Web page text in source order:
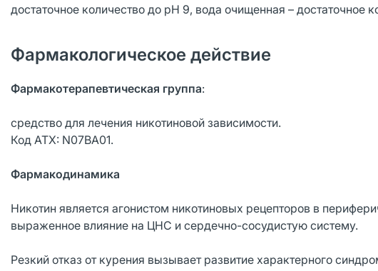
достаточное количество до pH 9, вода очищенная – достаточное
Фармакологическое действие
Фармакотерапевтическая группа:
средство для лечения никотиновой зависимости.
Код АТХ: N07BA01.
Фармакодинамика
Никотин является агонистом никотиновых рецепторов в
выраженное влияние на ЦНС и сердечно-сосудистую систему.
Резкий отказ от курения вызывает развитие характерного